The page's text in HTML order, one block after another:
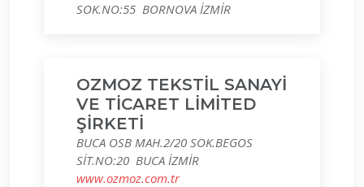
SOK.NO:55 BORNOVA İZMİR
OZMOZ TEKSTİL SANAYİ
VE TİCARET LİMİTED
ŞİRKETİ
BUCA OSB MAH.2/20 SOK.BEGOS
SİT.NO:20 BUCA İZMİR
www.ozmoz.com.tr